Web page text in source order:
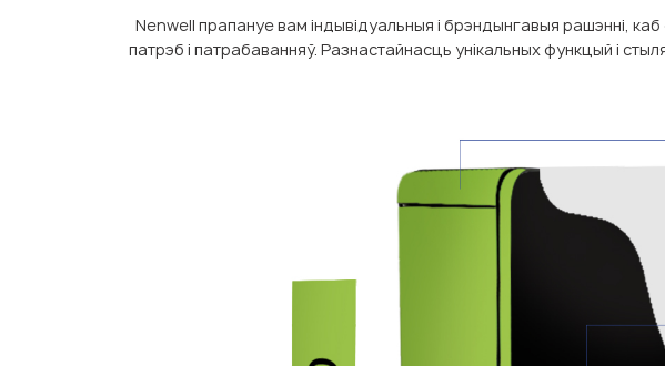
Nenwell прапануе вам індывідуальныя і брэндынгавыя рашэнні, каб
патрэб і патрабаванняў. Разнастайнасць унікальных функцый і